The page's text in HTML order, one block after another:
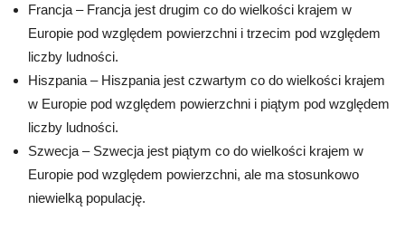
Francja – Francja jest drugim co do wielkości krajem w
Europie pod względem powierzchni i trzecim pod względem
liczby ludności.
Hiszpania – Hiszpania jest czwartym co do wielkości krajem
w Europie pod względem powierzchni i piątym pod względem
liczby ludności.
Szwecja – Szwecja jest piątym co do wielkości krajem w
Europie pod względem powierzchni, ale ma stosunkowo
niewielką populację.